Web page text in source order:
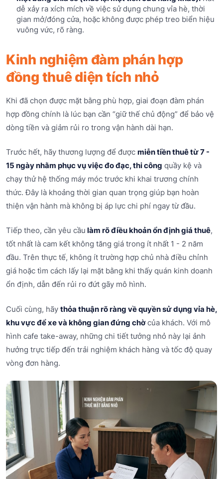
dễ xảy ra xích mích về việc sử dụng chung vỉa hè, thời
gian mở/đóng cửa, hoặc không được phép treo biển hiệu
vuông vức, rõ ràng.
Kinh nghiệm đàm phán hợp
đồng thuê diện tích nhỏ
Khi đã chọn được mặt bằng phù hợp, giai đoạn đàm phán
hợp đồng chính là lúc bạn cần “giữ thế chủ động” để bảo vệ
dòng tiền và giảm rủi ro trong vận hành dài hạn.
Trước hết, hãy thương lượng để được miễn tiền thuê từ 7 -
15 ngày nhằm phục vụ việc đo đạc, thi công quầy kệ và
chạy thử hệ thống máy móc trước khi khai trương chính
thức. Đây là khoảng thời gian quan trọng giúp bạn hoàn
thiện vận hành mà không bị áp lực chi phí ngay từ đầu.
Tiếp theo, cần yêu cầu làm rõ điều khoản ổn định giá thuê,
tốt nhất là cam kết không tăng giá trong ít nhất 1 - 2 năm
đầu. Trên thực tế, không ít trường hợp chủ nhà điều chỉnh
giá hoặc tìm cách lấy lại mặt bằng khi thấy quán kinh doanh
ổn định, dẫn đến rủi ro đứt gãy mô hình.
Cuối cùng, hãy thỏa thuận rõ ràng về quyền sử dụng vỉa hè,
khu vực để xe và không gian đứng chờcủa khách. Với mô
hình cafe take-away, những chi tiết tưởng nhỏ này lại ảnh
hưởng trực tiếp đến trải nghiệm khách hàng và tốc độ quay
vòng đơn hàng.